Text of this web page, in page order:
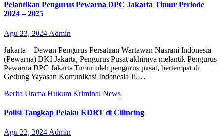
Pelantikan Pengurus Pewarna DPC Jakarta Timur Periode
2024 – 2025
Agu 23, 2024 Admin
Jakarta – Dewan Pengurus Persatuan Wartawan Nasrani Indonesia
(Pewarna) DKI Jakarta, Pengurus Pusat akhirnya melantik Pengurus
Pewarna DPC Jakarta Timur oleh pengurus pusat, bertempat di
Gedung Yayasan Komunikasi Indonesia Jl.…
Berita Utama Hukum Kriminal News
Polisi Tangkap Pelaku KDRT di Cilincing
Agu 22, 2024 Admin